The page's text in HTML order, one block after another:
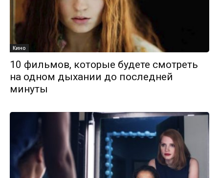
Кино
10 фильмов, которые будете смотреть
на одном дыхании до последней
минуты